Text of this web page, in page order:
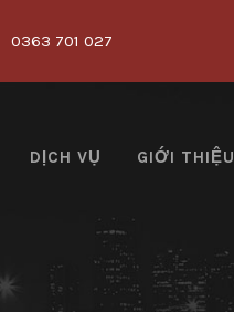
0363 701 027
DỊCH VỤ GIỚI THIỆU